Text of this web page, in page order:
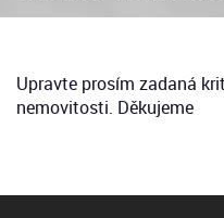
Upravte prosím zadaná
nemovitosti. Děkujeme